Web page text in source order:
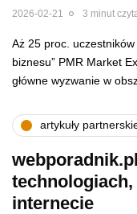
2026-02-21 3 minut
Aż 25 proc.
biznesu” PMR Market
główne wyzwanie w
artykuły
internecie